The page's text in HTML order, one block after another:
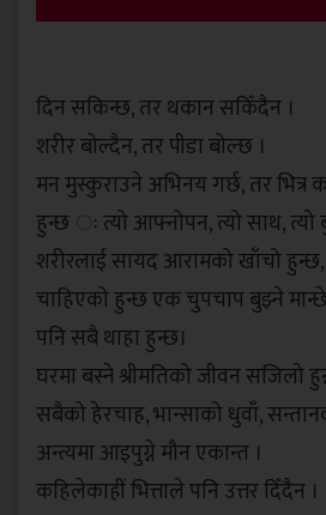
दिन सकिन्छ, तर थकान सकिँदैन ।
शरीर बोल्दैन, तर पीडा बोल्छ ।
मन मुस्कुराउने अभिनय गर्छ, तर
हुन्छ ः त्यो आफ्नोपन, त्यो साथ, त्यो
शरीरलाई सायद आरामको खाँचो
चाहिएको हुन्छ एक चुपचाप बुझ्ने
पनि सबै थाहा हुन्छ।
घरमा बस्ने श्रीमतिको जीवन सजिलो
सबैको हेरचाह, भान्साको धुवाँ,
अन्त्यमा आइपुग्ने मौन एकान्त ।
कहिलेकाहीं भित्ताले पनि उत्तर दिँदैन ।